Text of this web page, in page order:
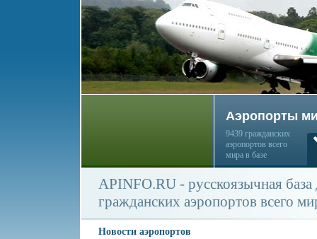
Аэропорты
9439 гражданских
аэропортов всего
мира в базе
APINFO.RU - русскоязычная
гражданских аэропортов всего
Новости аэропортов